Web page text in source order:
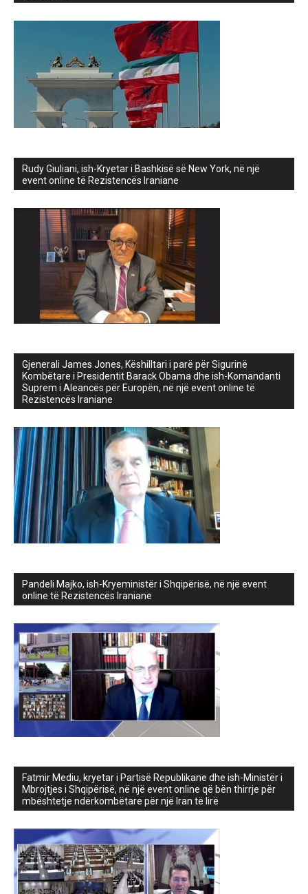
Rudy Giuliani, ish-Kryetar i Bashkisë së New York, në një
event online të Rezistencës Iraniane
Gjenerali James Jones, Këshilltari i parë për Sigurinë
Kombëtare i Presidentit Barack Obama dhe ish-Komandanti
Suprem i Aleancës për Europën, në një event online të
Rezistencës Iraniane
Pandeli Majko, ish-Kryeministër i Shqipërisë, në një event
online të Rezistencës Iraniane
Fatmir Mediu, kryetar i Partisë Republikane dhe ish-Ministër i
Mbrojtjes i Shqipërisë, në një event online që bën thirrje për
mbështetje ndërkombëtare për një Iran të lirë